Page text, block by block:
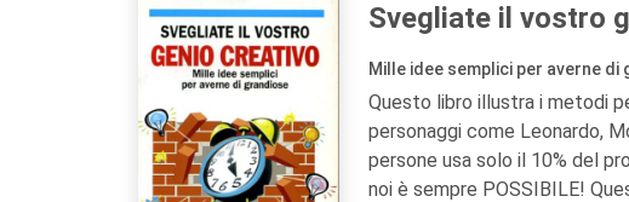
Svegliate il vostro
Mille idee semplici per averne di
Questo libro illustra i metodi
personaggi come Leonardo,
persone usa solo il 10% del
noi è sempre POSSIBILE!